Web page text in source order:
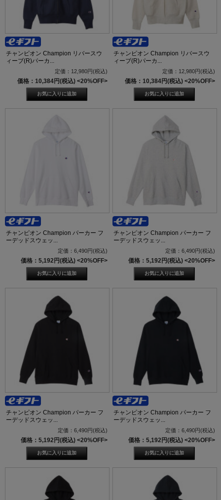
チャンピオン Champion リバースウ
ィーブ(R)パーカ...
定価：12,980円(税込)
価格：10,384円(税込) <20%OFF>
チャンピオン Champion リバースウ
ィーブ(R)パーカ...
定価：12,980円(税込)
価格：10,384円(税込) <20%OFF>
チャンピオン Champion パーカー フ
ーデッドスウェッ...
定価：6,490円(税込)
価格：5,192円(税込) <20%OFF>
チャンピオン Champion パーカー フ
ーデッドスウェッ...
定価：6,490円(税込)
価格：5,192円(税込) <20%OFF>
チャンピオン Champion パーカー フ
ーデッドスウェッ...
定価：6,490円(税込)
価格：5,192円(税込) <20%OFF>
チャンピオン Champion パーカー フ
ーデッドスウェッ...
定価：6,490円(税込)
価格：5,192円(税込) <20%OFF>